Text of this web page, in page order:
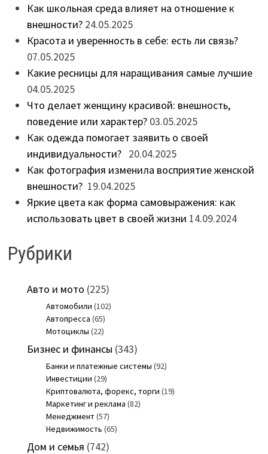
Как школьная среда влияет на отношение к
внешности? 24.05.2025
Красота и уверенность в себе: есть ли связь?
07.05.2025
Какие ресницы для наращивания самые лучшие
04.05.2025
Что делает женщину красивой: внешность,
поведение или характер? 03.05.2025
Как одежда помогает заявить о своей
индивидуальности? 20.04.2025
Как фотография изменила восприятие женской
внешности? 19.04.2025
Яркие цвета как форма самовыражения: как
использовать цвет в своей жизни 14.09.2024
Рубрики
Авто и мото (225)
Автомобили (102)
Автопресса (65)
Мотоциклы (22)
Бизнес и финансы (343)
Банки и платежные системы (92)
Инвестиции (29)
Криптовалюта, форекс, торги (19)
Маркетинг и реклама (82)
Менеджмент(57)
Недвижимость (65)
Дом и семья (742)